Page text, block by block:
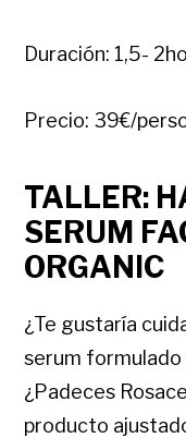
Duración: 1,5-
Precio: 39€/
TALLER:
SERUM
ORGANIC
¿Te gustaría
serum
¿Padeces
producto